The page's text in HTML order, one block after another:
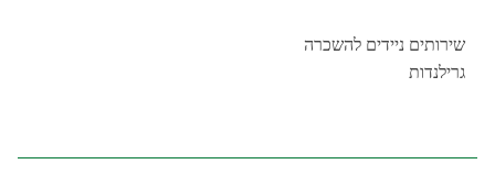
ניידים להשכרה